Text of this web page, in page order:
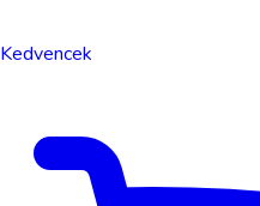
Kedvencek